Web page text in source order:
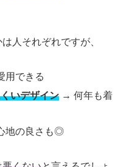
人それぞれですが、
用できる
いデザイン → 何年も着
地の良さも◎